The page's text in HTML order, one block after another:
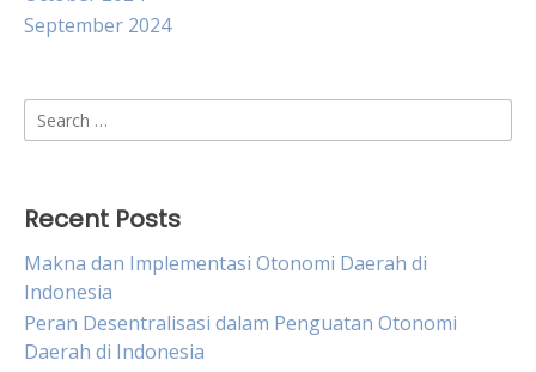
September 2024
Search
for:
Recent Posts
Makna dan Implementasi Otonomi Daerah di
Indonesia
Peran Desentralisasi dalam Penguatan Otonomi
Daerah di Indonesia